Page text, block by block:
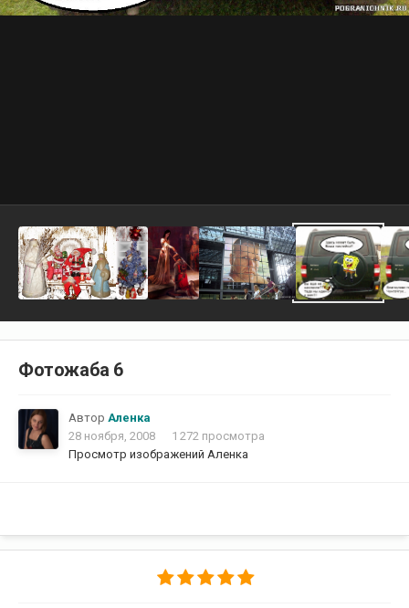
Фотожаба 6
Автор Аленка
28 ноября, 2008
1 272 просмотра
Просмотр изображений Аленка